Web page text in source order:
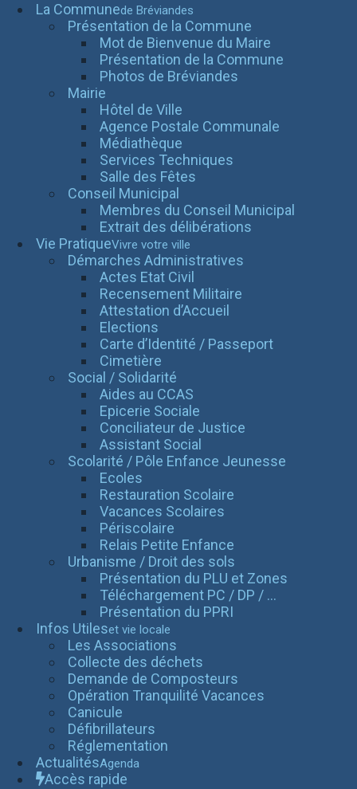
La Communede Bréviandes
Présentation de la Commune
Mot de Bienvenue du Maire
Présentation de la Commune
Photos de Bréviandes
Mairie
Hôtel de Ville
Agence Postale Communale
Médiathèque
Services Techniques
Salle des Fêtes
Conseil Municipal
Membres du Conseil Municipal
Extrait des délibérations
Vie PratiqueVivre votre ville
Démarches Administratives
Actes Etat Civil
Recensement Militaire
Attestation d’Accueil
Elections
Carte d’Identité / Passeport
Cimetière
Social / Solidarité
Aides au CCAS
Epicerie Sociale
Conciliateur de Justice
Assistant Social
Scolarité / Pôle Enfance Jeunesse
Ecoles
Restauration Scolaire
Vacances Scolaires
Périscolaire
Relais Petite Enfance
Urbanisme / Droit des sols
Présentation du PLU et Zones
Téléchargement PC / DP / ...
Présentation du PPRI
Infos Utileset vie locale
Les Associations
Collecte des déchets
Demande de Composteurs
Opération Tranquilité Vacances
Canicule
Défibrillateurs
Réglementation
ActualitésAgenda
Accès rapide